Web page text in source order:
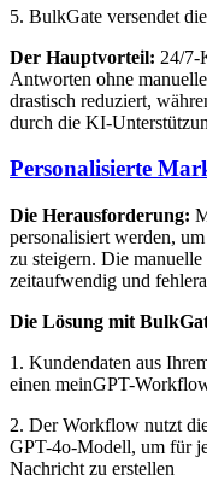
5. BulkGate versendet
Der Hauptvorteil: 24/7-
Antworten ohne
drastisch reduziert,
durch die KI-
Personalisierte
Die Herausforderung:
personalisiert werden,
zu steigern. Die
zeitaufwendig und
Die Lösung mit
1. Kundendaten aus
einen meinGPT-
2. Der Workflow nutzt
GPT-4o-Modell, um für
Nachricht zu erstellen